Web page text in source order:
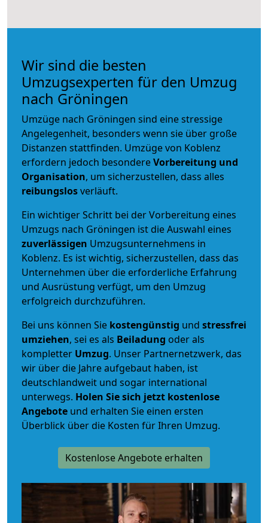
Wir sind die besten
Umzugsexperten für den Umzug
nach Gröningen
Umzüge nach Gröningen sind eine stressige
Angelegenheit, besonders wenn sie über große
Distanzen stattfinden. Umzüge von Koblenz
erfordern jedoch besondereVorbereitung und
Organisation, um sicherzustellen, dass alles
reibungslosverläuft.
Ein wichtiger Schritt bei der Vorbereitung eines
Umzugs nach Gröningen ist die Auswahl eines
zuverlässigen Umzugsunternehmens in
Koblenz. Es ist wichtig, sicherzustellen, dass das
Unternehmen über die erforderliche Erfahrung
und Ausrüstung verfügt, um den Umzug
erfolgreich durchzuführen.
Bei uns können Sie kostengünstig und stressfrei
umziehen, sei es als Beiladung oder als
kompletter Umzug. Unser Partnernetzwerk, das
wir über die Jahre aufgebaut haben, ist
deutschlandweit und sogar international
unterwegs. Holen Sie sich jetzt kostenlose
Angebote und erhalten Sie einen ersten
Überblick über die Kosten für Ihren Umzug.
Kostenlose Angebote erhalten